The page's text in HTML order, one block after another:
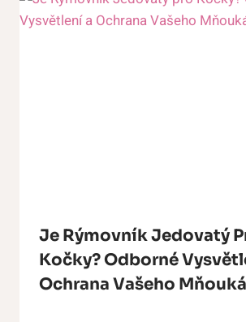
Je Rýmovník Jedovatý
Kočky? Odborné
Ochrana Vašeho